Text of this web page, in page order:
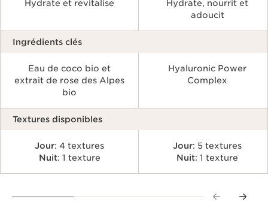
Hydrate et revitalise
Hydrate, nourrit et
adoucit
Ingrédients clés
Eau de coco bio et
extrait de rose des Alpes
bio
Hyaluronic Power
Complex
Textures disponibles
Jour: 4 textures
Nuit: 1 texture
Jour: 5 textures
Nuit: 1 texture